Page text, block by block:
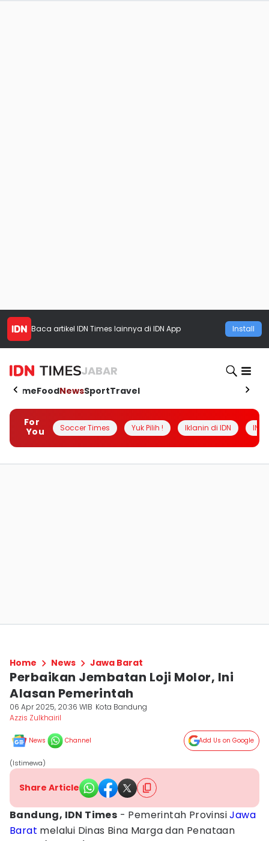
Baca artikel IDN Times lainnya di IDN App Install
JABAR
HomeFoodNewsSportTravel
For
You
Soccer Times Yuk Pilih ! Iklanin di IDN
Home News Jawa Barat
Perbaikan Jembatan Loji Molor, Ini
Alasan Pemerintah
06 Apr 2025, 20:36 WIB Kota Bandung
Azzis Zulkhairil
News Channel Add Us on Google
(Istimewa)
Share Article
Bandung, IDN Times - Pemerintah ProvinsiJawa
Barat melalui Dinas Bina Marga dan Penataan